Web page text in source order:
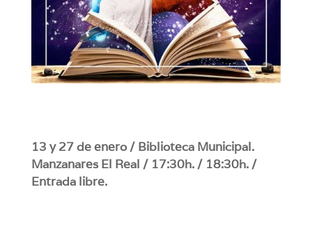
13 y 27 de enero / Biblioteca Municipal.
Manzanares El Real / 17:30h. / 18:30h. /
Entrada libre.